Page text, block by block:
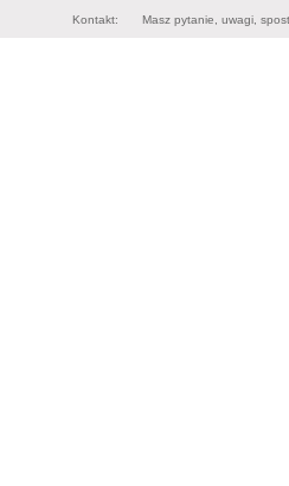
Kontakt: Masz pytanie, uwagi,